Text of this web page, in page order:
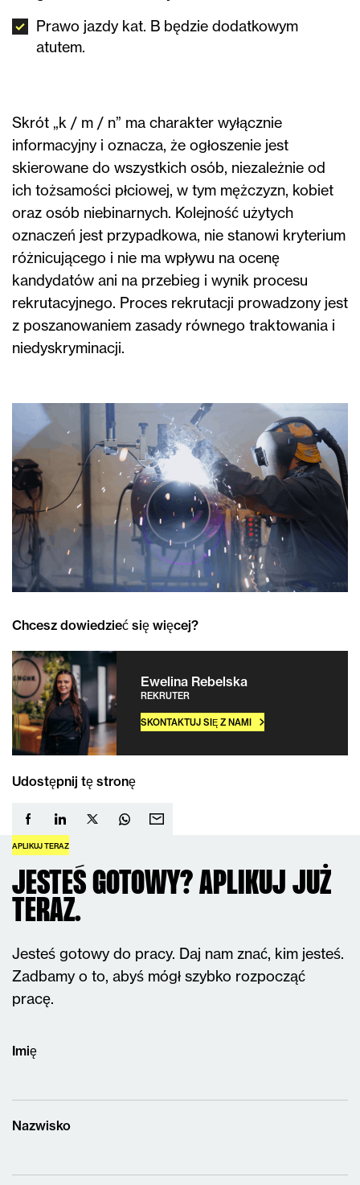
Chcesz dowiedzieć się więcej?
Ewelina Rebelska
REKRUTER
SKONTAKTUJ SIĘ Z NAMI
Udostępnij tę stronę
Prawo jazdy kat. B będzie dodatkowym
atutem.
Skrót „k / m / n” ma charakter wyłącznie
informacyjny i oznacza, że ogłoszenie jest
skierowane do wszystkich osób, niezależnie od
ich tożsamości płciowej, w tym mężczyzn, kobiet
oraz osób niebinarnych. Kolejność użytych
oznaczeń jest przypadkowa, nie stanowi kryterium
różnicującego i nie ma wpływu na ocenę
kandydatów ani na przebieg i wynik procesu
rekrutacyjnego. Proces rekrutacji prowadzony jest
z poszanowaniem zasady równego traktowania i
niedyskryminacji.
APLIKUJ TERAZ
JESTEŚ GOTOWY? APLIKUJ JUŻ
TERAZ.
Jesteś gotowy do pracy. Daj nam znać, kim jesteś.
Zadbamy o to, abyś mógł szybko rozpocząć
pracę.
Imię
Nazwisko